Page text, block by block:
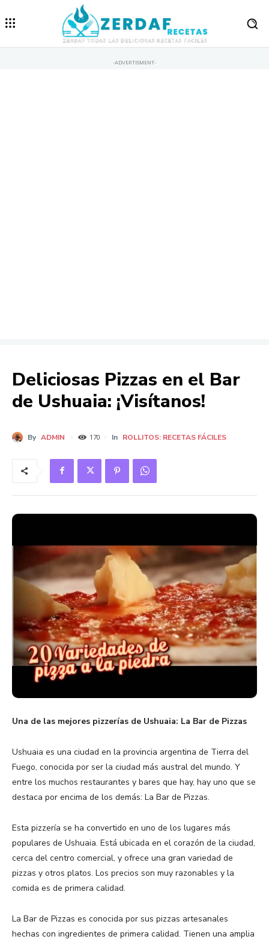
-ADVERTISMENT-
Deliciosas Pizzas en el Bar
de Ushuaia: ¡Visítanos!
By ADMIN 170 In ROLLITOS: RECETAS FÁCILES
Una de las mejores pizzerías de Ushuaia: La Bar de Pizzas
Ushuaia es una ciudad en la provincia argentina de Tierra del
Fuego, conocida por ser la ciudad más austral del mundo. Y
entre los muchos restaurantes y bares que hay, hay uno que se
destaca por encima de los demás: La Bar de Pizzas.
Esta pizzería se ha convertido en uno de los lugares más
populares de Ushuaia. Está ubicada en el corazón de la ciudad,
cerca del centro comercial, y ofrece una gran variedad de
pizzas y otros platos. Los precios son muy razonables y la
comida es de primera calidad.
La Bar de Pizzas es conocida por sus pizzas artesanales
hechas con ingredientes de primera calidad. Tienen una amplia